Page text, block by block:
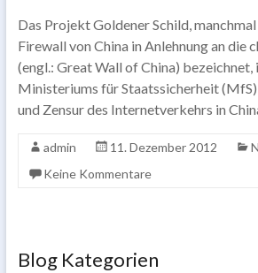
Das Projekt Goldener Schild,
Firewall von China in Anlehnung an die
(engl.: Great Wall of China)
Ministeriums für Staatssicherheit
und Zensur des Internetverkehrs in
admin 11. Dezember 2012
Keine Kommentare
Blog Kategorien